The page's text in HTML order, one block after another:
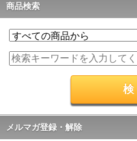
商品検索
メルマガ登録・解除